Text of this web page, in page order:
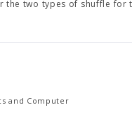
the two types of shuffle for
and Computer